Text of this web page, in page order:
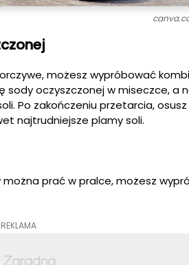
możesz wypróbować
sody oczyszczonej w miseczce, a
Po zakończeniu przetarcia,
najtrudniejsze plamy soli.
można prać w pralce, możesz
REKLAMA